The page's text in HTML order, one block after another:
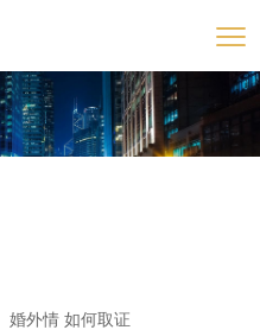
如何取证